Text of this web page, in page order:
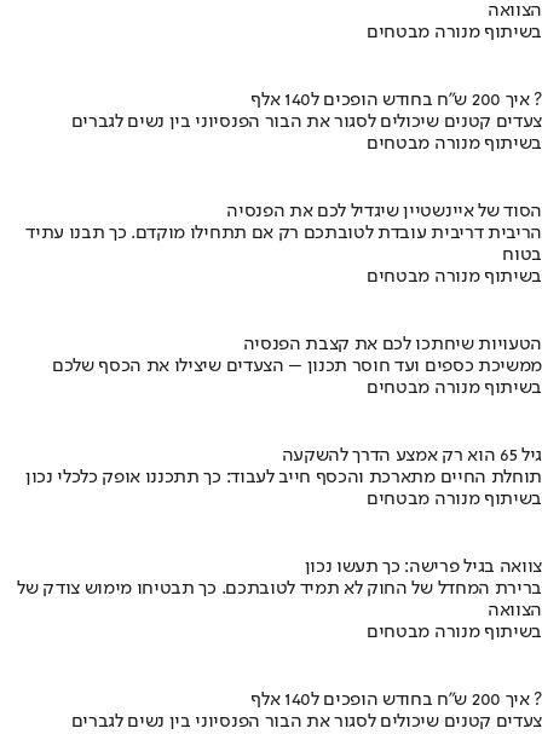
הצוואה
בשיתוף מנורה מבטחים
איך 200 ש"ח בחודש הופכים ל140 אלף ?
צעדים קטנים שיכולים לסגור את הבור הפנסיוני בין נשים לגברים
בשיתוף מנורה מבטחים
הסוד של איינשטיין שיגדיל לכם את הפנסיה
הריבית דריבית עובדת לטובתכם רק אם תתחילו מוקדם. כך תבנו עתיד
בטוח
בשיתוף מנורה מבטחים
הטעויות שיחתכו לכם את קצבת הפנסיה
ממשיכת כספים ועד חוסר תכנון – הצעדים שיצילו את הכסף שלכם
בשיתוף מנורה מבטחים
גיל 65 הוא רק אמצע הדרך להשקעה
תוחלת החיים מתארכת והכסף חייב לעבוד: כך תתכננו אופק כלכלי נכון
בשיתוף מנורה מבטחים
צוואה בגיל פרישה: כך תעשו נכון
ברירת המחדל של החוק לא תמיד לטובתכם. כך תבטיחו מימוש צודק של
הצוואה
בשיתוף מנורה מבטחים
איך 200 ש"ח בחודש הופכים ל140 אלף ?
צעדים קטנים שיכולים לסגור את הבור הפנסיוני בין נשים לגברים